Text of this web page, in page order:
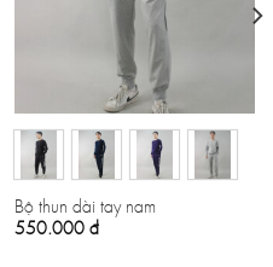
Bộ thun dài tay nam
550.000đ